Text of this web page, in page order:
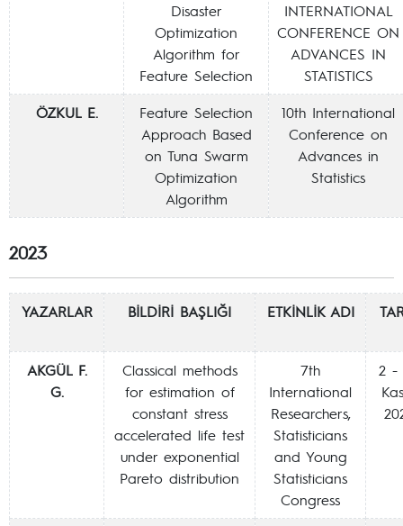
Disaster
Optimization
Algorithm for
Feature Selection
INTERNATIONAL
CONFERENCE ON
ADVANCES IN
STATISTICS
ÖZKUL E.
Feature Selection
Approach Based
on Tuna Swarm
Optimization
Algorithm
10th International
Conference on
Advances in
Statistics
2023
YAZARLAR BİLDİRİ BAŞLIĞI ETKİNLİK ADI
AKGÜL F.
G.
Classical methods
for estimation of
constant stress
accelerated life test
under exponential
Pareto distribution
7th
International
Researchers,
Statisticians
and Young
Statisticians
Congress
2 -